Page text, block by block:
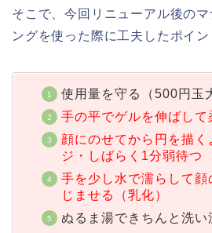
そこで、今回リニューアル後の
ングを使った際に工夫したポイン
使用量を守る（500円玉
手の平でゲルを伸ばして
顔にのせてから円を描く
ジ・しばらく1分弱待つ
手を少し水で濡らして顔
じませる（乳化）
ぬるま湯できちんと洗い